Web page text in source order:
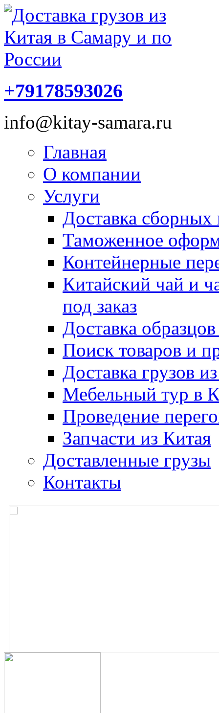
+79178593026
info@kitay-samara.ru
Главная
О компании
Услуги
Доставка сборных
Таможенное
Контейнерные
Китайский чай и
под заказ
Доставка
Поиск товаров и
Доставка грузов
Мебельный тур в
Проведение
Запчасти из Китая
Доставленные грузы
Контакты